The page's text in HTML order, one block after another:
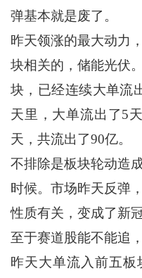
弹基本就是废了。
昨天领涨的最大动力
块相关的，储能光伏
块，已经连续大单流
天里，大单流出了5
天，共流出了90亿。
不排除是板块轮动造
时候。市场昨天反弹
性质有关，变成了新
至于赛道股能不能追
昨天大单流入前五板